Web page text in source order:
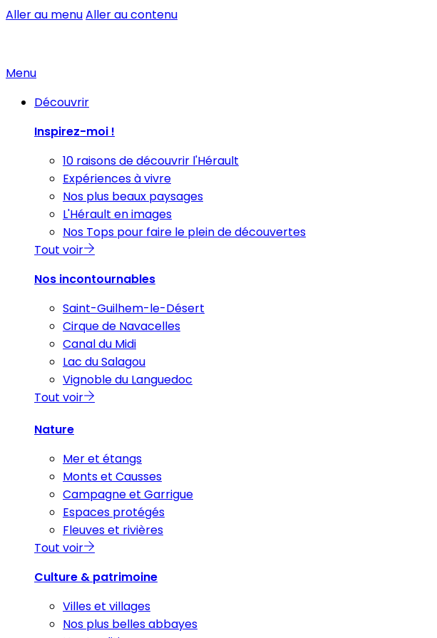
Aller au menuAller au contenu
Menu
Découvrir
Inspirez-moi !
10 raisons de découvrir l'Hérault
Expériences à vivre
Nos plus beaux paysages
L'Hérault en images
Nos Tops pour faire le plein de découvertes
Tout voir
Nos incontournables
Saint-Guilhem-le-Désert
Cirque de Navacelles
Canal du Midi
Lac du Salagou
Vignoble du Languedoc
Tout voir
Nature
Mer et étangs
Monts et Causses
Campagne et Garrigue
Espaces protégés
Fleuves et rivières
Tout voir
Culture & patrimoine
Villes et villages
Nos plus belles abbayes